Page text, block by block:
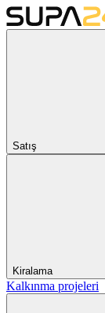
Satış
Kiralama
Kalkınma projeleri